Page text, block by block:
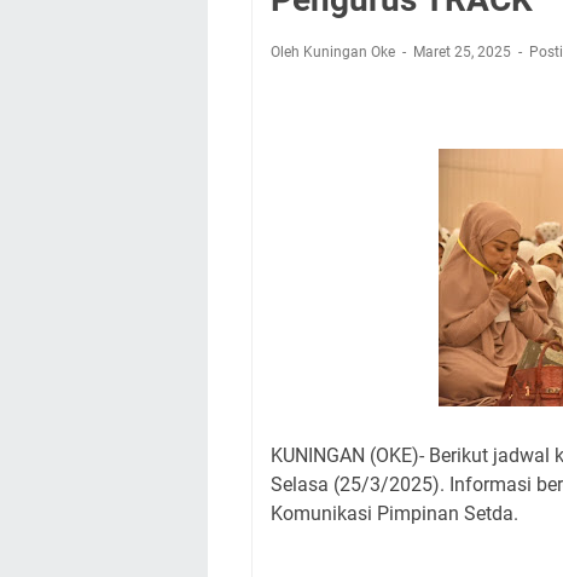
Kamuning Salurakan
Info Sembako di
Agenda Kegiatan
Hanya Satu
Oleh Kuningan Oke Maret 25, 2025
KUNINGAN (OKE)- Berikut
Selasa (25/3/2025). Informasi
Komunikasi Pimpinan Setda.